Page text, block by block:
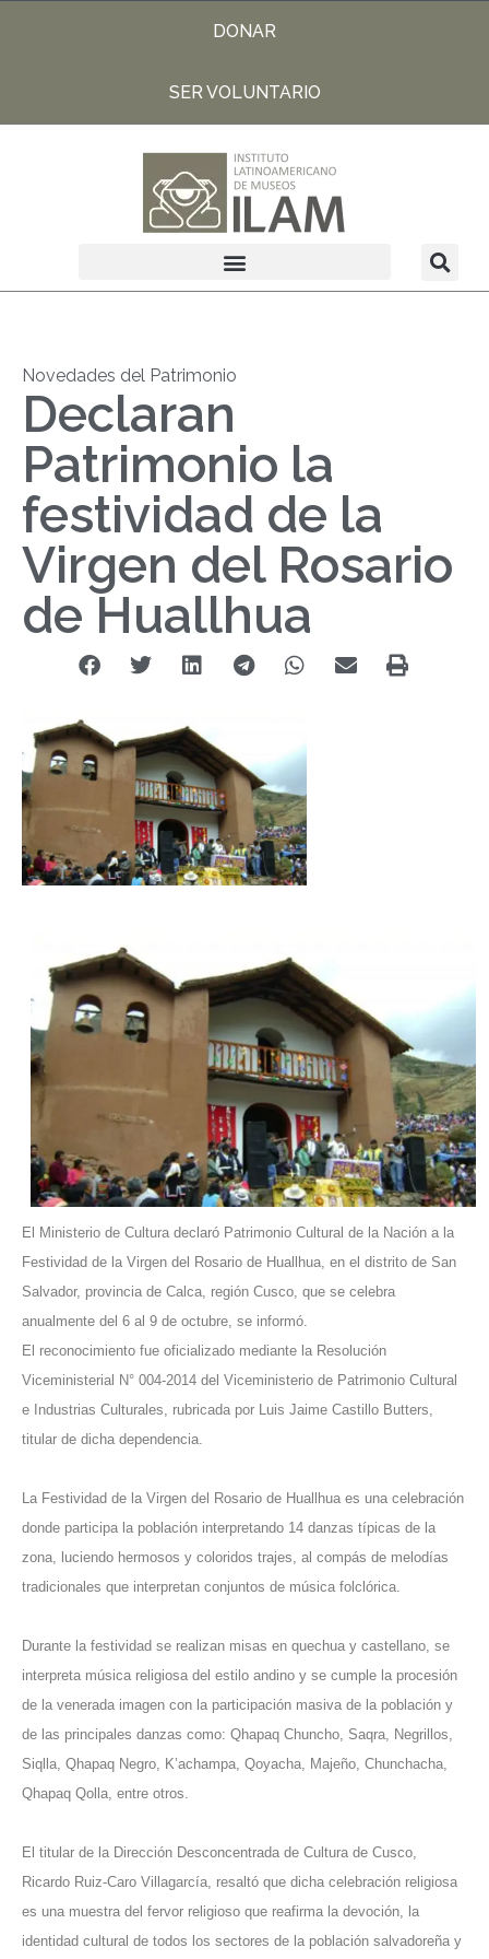
DONAR
SER VOLUNTARIO
Novedades del Patrimonio
Declaran
Patrimonio la
festividad de la
Virgen del Rosario
de Huallhua
El Ministerio de Cultura declaró Patrimonio Cultural de la Nación a la
Festividad de la Virgen del Rosario de Huallhua, en el distrito de San
Salvador, provincia de Calca, región Cusco, que se celebra
anualmente del 6 al 9 de octubre, se informó.
El reconocimiento fue oficializado mediante la Resolución
Viceministerial N° 004-2014 del Viceministerio de Patrimonio Cultural
e Industrias Culturales, rubricada por Luis Jaime Castillo Butters,
titular de dicha dependencia.
La Festividad de la Virgen del Rosario de Huallhua es una celebración
donde participa la población interpretando 14 danzas típicas de la
zona, luciendo hermosos y coloridos trajes, al compás de melodías
tradicionales que interpretan conjuntos de música folclórica.
Durante la festividad se realizan misas en quechua y castellano, se
interpreta música religiosa del estilo andino y se cumple la procesión
de la venerada imagen con la participación masiva de la población y
de las principales danzas como: Qhapaq Chuncho, Saqra, Negrillos,
Siqlla, Qhapaq Negro, K’achampa, Qoyacha, Majeño, Chunchacha,
Qhapaq Qolla, entre otros.
El titular de la Dirección Desconcentrada de Cultura de Cusco,
Ricardo Ruiz-Caro Villagarcía, resaltó que dicha celebración religiosa
es una muestra del fervor religioso que reafirma la devoción, la
identidad cultural de todos los sectores de la población salvadoreña y